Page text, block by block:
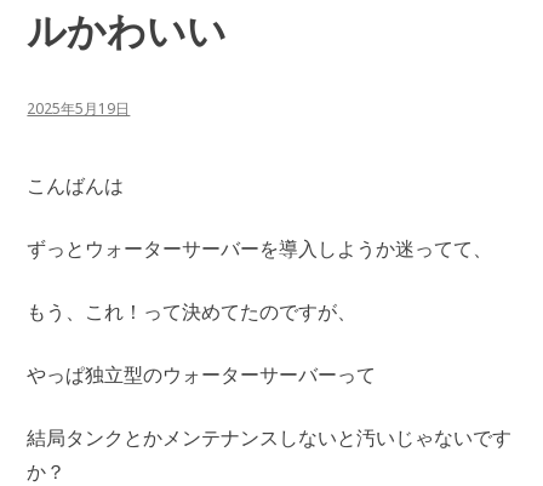
ルかわいい
2025年5月19日
こんばんは
ずっとウォーターサーバーを導入しようか迷ってて、
もう、これ！って決めてたのですが、
やっぱ独立型のウォーターサーバーって
結局タンクとかメンテナンスしないと汚いじゃないです
か？